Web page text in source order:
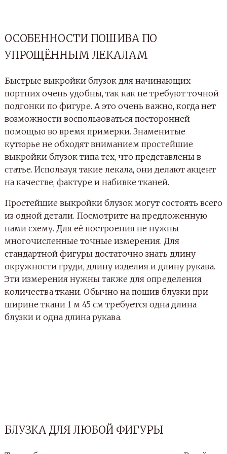
ОСОБЕННОСТИ ПОШИВА ПО
УПРОЩЁННЫМ ЛЕКАЛАМ
Быстрые выкройки блузок для начинающих
портних очень удобны, так как не требуют точной
подгонки по фигуре. А это очень важно, когда нет
возможности воспользоваться посторонней
помощью во время примерки. Знаменитые
кутюрье не обходят вниманием простейшие
выкройки блузок типа тех, что представлены в
статье. Используя такие лекала, они делают акцент
на качестве, фактуре и набивке тканей.
Простейшие выкройки блузок могут состоять всего
из одной детали. Посмотрите на предложенную
нами схему. Для её построения не нужны
многочисленные точные измерения. Для
стандартной фигуры достаточно знать длину
окружности груди, длину изделия и длину рукава.
Эти измерения нужны также для определения
количества ткани. Обычно на пошив блузки при
ширине ткани 1 м 45 см требуется одна длина
блузки и одна длина рукава.
БЛУЗКА ДЛЯ ЛЮБОЙ ФИГУРЫ